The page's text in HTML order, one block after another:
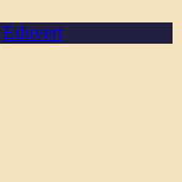
Eduvert